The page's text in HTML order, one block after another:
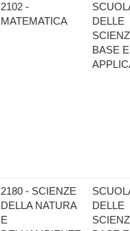
2102 -
MATEMATICA
DELLE
BASE E
2180 - SCIENZE
DELLA NATURA
E
DELLE